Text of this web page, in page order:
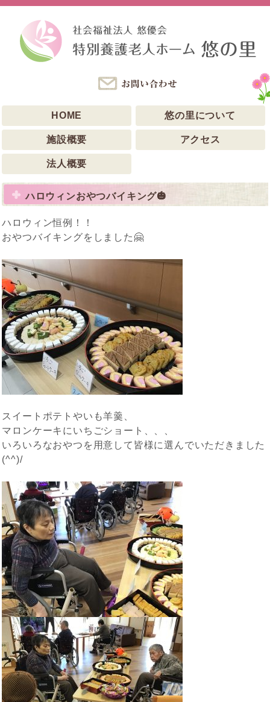
HOME 悠の里について
施設概要 アクセス
法人概要
ハロウィンおやつバイキング🎃
ハロウィン恒例！！
おやつバイキングをしました🤗
スイートポテトやいも羊羹、
マロンケーキにいちごショート、、、
いろいろなおやつを用意して皆様に選んでいただきました
(^^)/